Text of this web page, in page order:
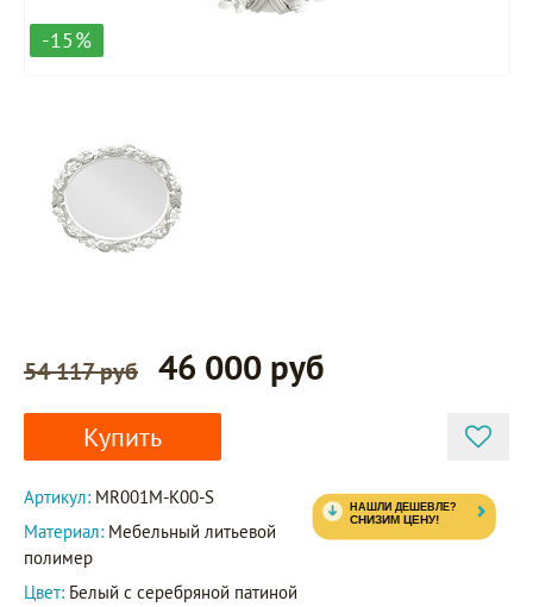
-15%
54 117 руб 46 000 руб
Купить
Артикул: MR001M-K00-S
Материал: Мебельный литьевой
полимер
Цвет: Белый с серебряной патиной